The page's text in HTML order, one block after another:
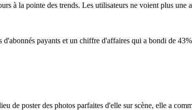
à la pointe des trends. Les utilisateurs ne voient plus
payants et un chiffre d'affaires qui a bondi de
de poster des photos parfaites d'elle sur scène, elle a